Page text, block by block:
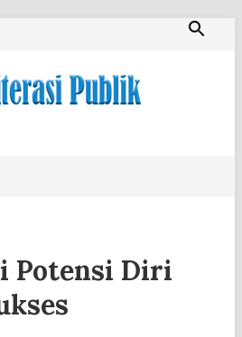
Potensi Diri